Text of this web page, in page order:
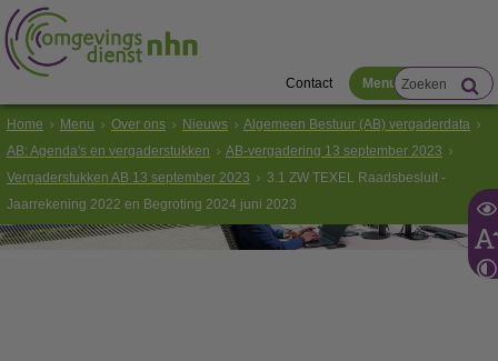
Contact Menu
Home Menu Over ons Nieuws
Algemeen Bestuur (AB) vergaderdata
AB: Agenda's en vergaderstukken
AB-vergadering 13 september 2023
Vergaderstukken AB 13 september 2023
3.1 ZW TEXEL Raadsbesluit -
Jaarrekening 2022 en Begroting 2024 juni 2023